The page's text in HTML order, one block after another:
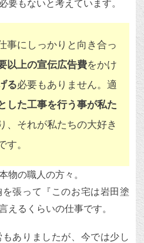
要もないと考えています。
事にしっかりと向き合っ
以上の宣伝広告費をかけ
る必要もありません。適
した工事を行う事が私た
、それが私たちの大好き
。
物の職人の方々。
張って『このお宅は岩田塗
えるくらいの仕事です。
ありましたが、今では少し